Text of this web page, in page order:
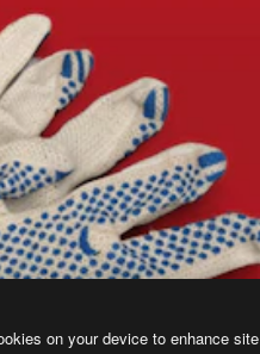
on your device to enhance site